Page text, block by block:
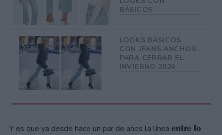
BÁSICOS
LOOKS BÁSICOS
CON JEANS ANCHOS
PARA CERRAR EL
INVIERNO 2026
Y es que ya desde hace un par de años la línea entre lo